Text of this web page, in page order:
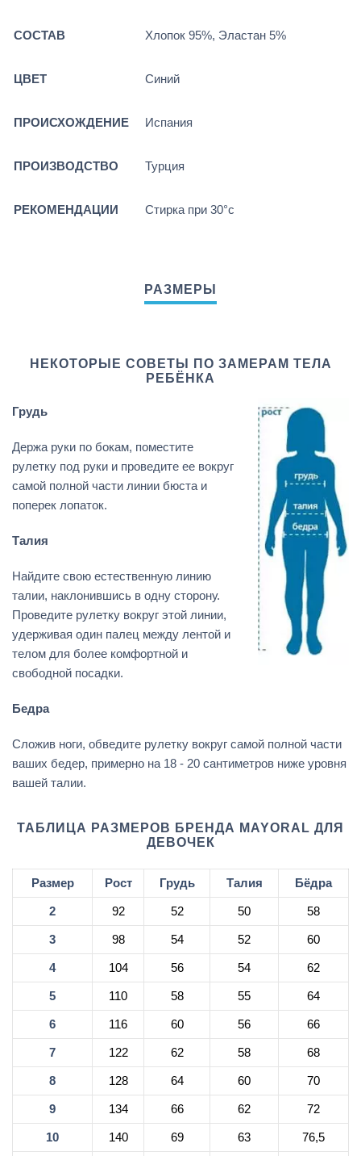
СОСТАВ Хлопок 95%, Эластан 5%
ЦВЕТ Синий
ПРОИСХОЖДЕНИЕ Испания
ПРОИЗВОДСТВО Турция
РЕКОМЕНДАЦИИ Стирка при 30°c
НЕКОТОРЫЕ СОВЕТЫ ПО ЗАМЕРАМ ТЕЛА
РЕБЁНКА
Грудь
Держа руки по бокам, поместите
рулетку под руки и проведите ее вокруг
самой полной части линии бюста и
поперек лопаток.
Талия
Найдите свою естественную линию
талии, наклонившись в одну сторону.
Проведите рулетку вокруг этой линии,
удерживая один палец между лентой и
телом для более комфортной и
свободной посадки.
Бедра
Сложив ноги, обведите рулетку вокруг самой полной части
ваших бедер, примерно на 18 - 20 сантиметров ниже уровня
вашей талии.
ТАБЛИЦА РАЗМЕРОВ БРЕНДА MAYORAL ДЛЯ
ДЕВОЧЕК
Размер Рост Грудь Талия Бёдра
2 92 52 50 58
3 98 54 52 60
4 104 56 54 62
5 110 58 55 64
6 116 60 56 66
7 122 62 58 68
8 128 64 60 70
9 134 66 62 72
10 140 69 63 76,5